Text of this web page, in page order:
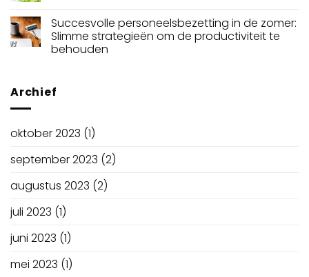
Succesvolle personeelsbezetting in de zomer:
Slimme strategieën om de productiviteit te
behouden
Archief
oktober 2023 (1)
september 2023 (2)
augustus 2023 (2)
juli 2023 (1)
juni 2023 (1)
mei 2023 (1)